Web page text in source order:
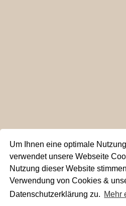
Um Ihnen eine optimale
verwendet unsere Webseite
Nutzung dieser Website
Verwendung von Cookies &
Datenschutzerklärung zu. Mehr